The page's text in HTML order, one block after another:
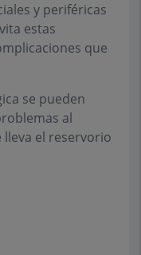
y periféricas
estas
que
se pueden
al
lleva el reservorio